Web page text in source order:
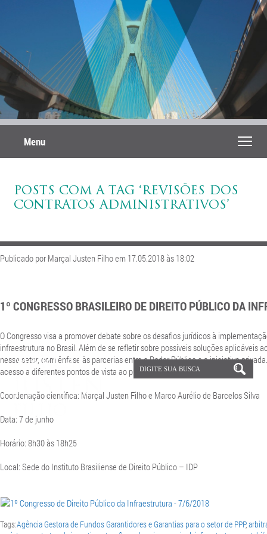
Menu
POSTS COM A TAG ‘REVISÕES DOS
CONTRATOS ADMINISTRATIVOS’
Publicado por Marçal Justen Filho em 17.05.2018 às 18:02
1º CONGRESSO BRASILEIRO DE DIREITO PÚBLICO DA
O Congresso visa a promover debate sobre os desafios jurídicos à
infraestrutura no Brasil. Além de se refletir sobre possíveis soluções aplicáveis
nesse setor, com ênfase às parcerias entre o Poder Público e a iniciativa
acesso a diferentes pontos de vista ao público participante.
Coordenação científica: Marçal Justen Filho e Marco Aurélio de Barcelos Silva
Data: 7 de junho
Horário: 8h30 às 18h25
Local: Sede do Instituto Brasiliense de Direito Público – IDP
Tags:Agência Gestora de Fundos Garantidores e Garantias para o setor de PPP,